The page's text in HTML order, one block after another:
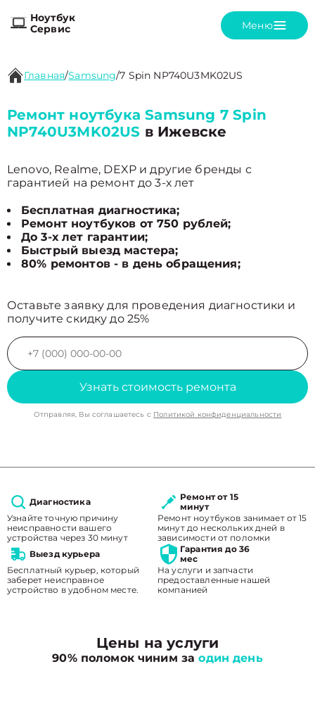
Ноутбук
Сервис
Меню
Главная/Samsung/7 Spin NP740U3MK02US
Ремонт ноутбука Samsung 7 Spin
NP740U3MK02US в Ижевске
Lenovo, Realme, DEXP и другие бренды с
гарантией на ремонт до 3-х лет
Бесплатная диагностика;
Ремонт ноутбуков от 750 рублей;
До 3-х лет гарантии;
Быстрый выезд мастера;
80% ремонтов - в день обращения;
Оставьте заявку для проведения диагностики и
получите скидку до 25%
Узнать стоимость ремонта
Отправляя, Вы соглашаетесь с Политикой конфиденциальности
Диагностика
Узнайте точную причину
неисправности вашего
устройства через 30 минут
Ремонт от 15
минут
Ремонт ноутбуков занимает от 15
минут до нескольких дней в
зависимости от поломки
Выезд курьера
Бесплатный курьер, который
заберет неисправное
устройство в удобном месте.
Гарантия до 36
мес
На услуги и запчасти
предоставленные нашей
компанией
Цены на услуги
90% поломок чиним заодин день